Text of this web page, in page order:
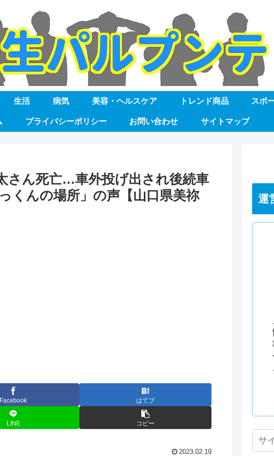
生活 病気 美容・ヘルスケア トレンド商品 スポ
プライバシーポリシー お問い合わせ サイトマップ
さん死亡…車外投げ出され後続車
くんの場所」の声【山口県美祢
Facebook はてブ
LINE コピー
2023.02.19
運